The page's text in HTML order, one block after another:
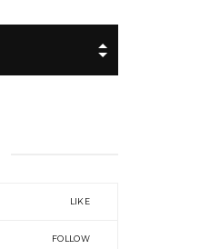
LIKE
FOLLOW